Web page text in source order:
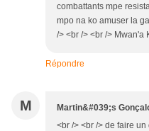
combattants mpe
mpo na ko amuser la
/> <br /> <br /> Mwan'a
Répondre
M Martin&#039;s
<br /> <br /> de faire